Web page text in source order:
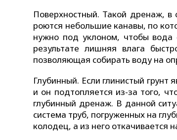
Поверхностный. Такой дренаж,
роются небольшие канавы, по
нужно под уклоном, чтобы
результате лишняя влага
позволяющая собирать воду на
Глубинный. Если глинистый
и он подтопляется из-за того,
глубинный дренаж. В данной
система труб, погруженных на
колодец, а из него откачивается